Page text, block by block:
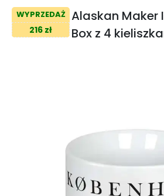
WYPRZEDAŻ
216 zł
Alaskan Maker
Box z 4